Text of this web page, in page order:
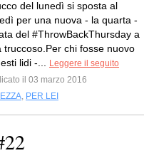
del lunedì si sposta al
per una nuova - la quarta -
del #ThrowBackThursday a
truccoso.Per chi fosse nuovo
lidi -...
Leggere il seguito
il 03 marzo 2016
, PER LEI